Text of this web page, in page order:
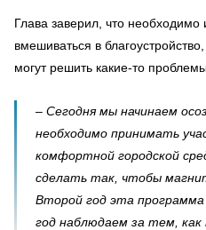
Глава заверил, что необходимо
вмешиваться в
могут решить какие-то
– Сегодня мы начинаем
необходимо принимать
комфортной городской
сделать так, чтобы
Второй год эта
год наблюдаем за тем, как